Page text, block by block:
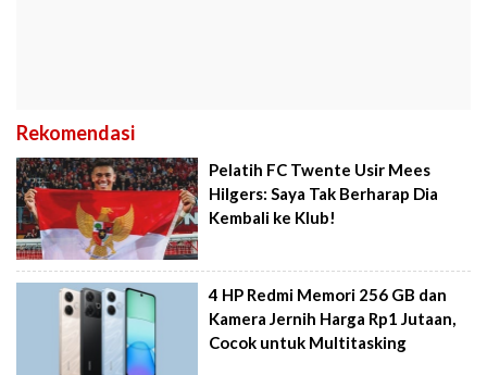
Rekomendasi
Pelatih FC Twente Usir Mees
Hilgers: Saya Tak Berharap Dia
Kembali ke Klub!
4 HP Redmi Memori 256 GB dan
Kamera Jernih Harga Rp1 Jutaan,
Cocok untuk Multitasking